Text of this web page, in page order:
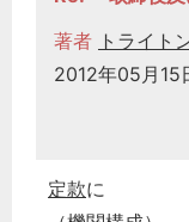
著者 トライト
2012年05月15
定款に